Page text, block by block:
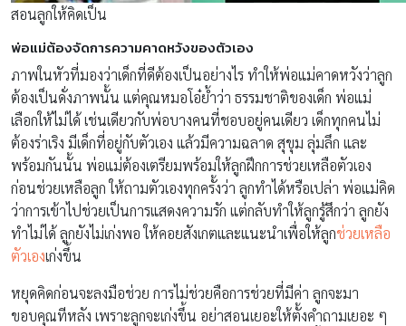
สอนลูกให้คิดเป็น
พ่อแม่ต้องจัดการความคาดหวังของตัวเอง
ภาพในหัวที่มองว่าเด็กที่ดีต้องเป็นอย่างไร ทำให้พ่อแม่คาดหวังว่าลูก
ต้องเป็นดั่งภาพนั้น แต่คุณหมอโอ๋ย้ำว่า ธรรมชาติของเด็ก พ่อแม่
เลือกให้ไม่ได้ เช่นเดียวกับพ่อบางคนที่ชอบอยู่คนเดียว เด็กทุกคนไม่
ต้องร่าเริง มีเด็กที่อยู่กับตัวเอง แล้วมีความฉลาด สุขุม ลุ่มลึก และ
พร้อมกันนั้น พ่อแม่ต้องเตรียมพร้อมให้ลูกฝึกการช่วยเหลือตัวเอง
ก่อนช่วยเหลือลูก ให้ถามตัวเองทุกครั้งว่า ลูกทำได้หรือเปล่า พ่อแม่คิด
ว่าการเข้าไปช่วยเป็นการแสดงความรัก แต่กลับทำให้ลูกรู้สึกว่า ลูกยัง
ทำไม่ได้ ลูกยังไม่เก่งพอ ให้คอยสังเกตและแนะนำเพื่อให้ลูกช่วยเหลือ
ตัวเองเก่งขึ้น
หยุดคิดก่อนจะลงมือช่วย การไม่ช่วยคือการช่วยที่มีค่า ลูกจะมา
ขอบคุณทีหลัง เพราะลูกจะเก่งขึ้น อย่าสอนเยอะให้ตั้งคำถามเยอะ ๆ